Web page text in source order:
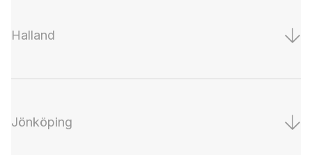
Halland
Jönköping